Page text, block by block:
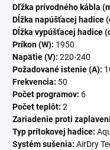
Dľžka prívodného kábla
Dĺžka napúšťacej hadice
Dĺžka vypúšťacej hadice
Príkon (W): 1950
Napätie (V): 220-240
Požadované istenie (A):
Frekvencia: 50
Počet programov: 6
Počet teplôt: 2
Zariadenie proti
Typ prítokovej hadice:
Systém sušenia: AirDry